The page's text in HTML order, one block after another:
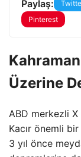
Paylaş:
Pinterest
Üzerine
ABD merkezli
Kacır önemli
3 yıl önce